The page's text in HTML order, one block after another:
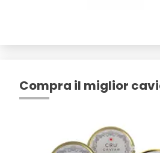
Compra il miglior